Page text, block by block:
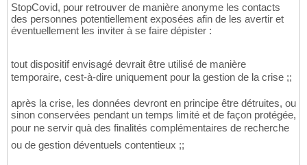
StopCovid, pour retrouver de manière anonyme les contacts
des personnes potentiellement exposées afin de les avertir et
éventuellement les inviter à se faire dépister :
tout dispositif envisagé devrait être utilisé de manière
temporaire, cest-à-dire uniquement pour la gestion de la crise ;;
après la crise, les données devront en principe être détruites, ou
sinon conservées pendant un temps limité et de façon protégée,
pour ne servir quà des finalités complémentaires de recherche
ou de gestion déventuels contentieux ;;